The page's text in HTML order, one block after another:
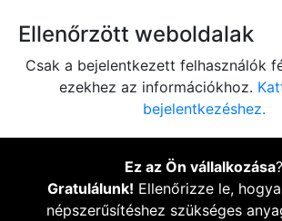
Ellenőrzött weboldalak
Csak a bejelentkezett felhasználók
ezekhez az információkhoz.
bejelentkezéshez.
Ez az Ön vállalkozása?
Gratulálunk! Ellenőrizze le,
népszerűsítéshez szükséges